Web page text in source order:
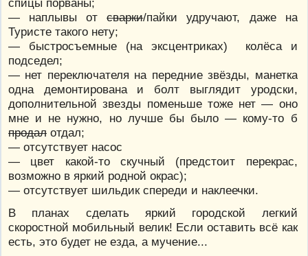
— наплывы отсварки/пайки удручают, даже на
Туристе такого нету;
— быстросъемные (на эксцентриках) колёса и
подседел;
— нет переключателя на передние звёзды, манетка
одна демонтирована и болт выглядит уродски,
дополнительной звезды поменьше тоже нет — оно
мне и не нужно, но лучше бы было — кому-то б
продал отдал;
— отсутствует насос
— цвет какой-то скучный (предстоит перекрас,
возможно в яркий родной окрас);
— отсутствует шильдик спереди и наклеечки.
В планах сделать яркий городской легкий
скоростной мобильный велик! Если оставить всё как
есть, это будет не езда, а мучение...